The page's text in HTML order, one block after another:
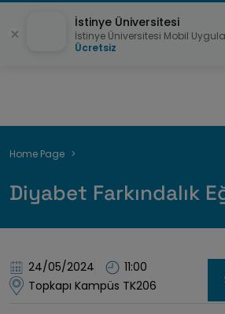
Breadcrumb
Home Page
Diyabet Farkındalık
24/05/2024
11:00
Topkapı Kampüs TK206
İstinye Üniversitesi
İstinye Üniversitesi Mobil
Ücretsiz